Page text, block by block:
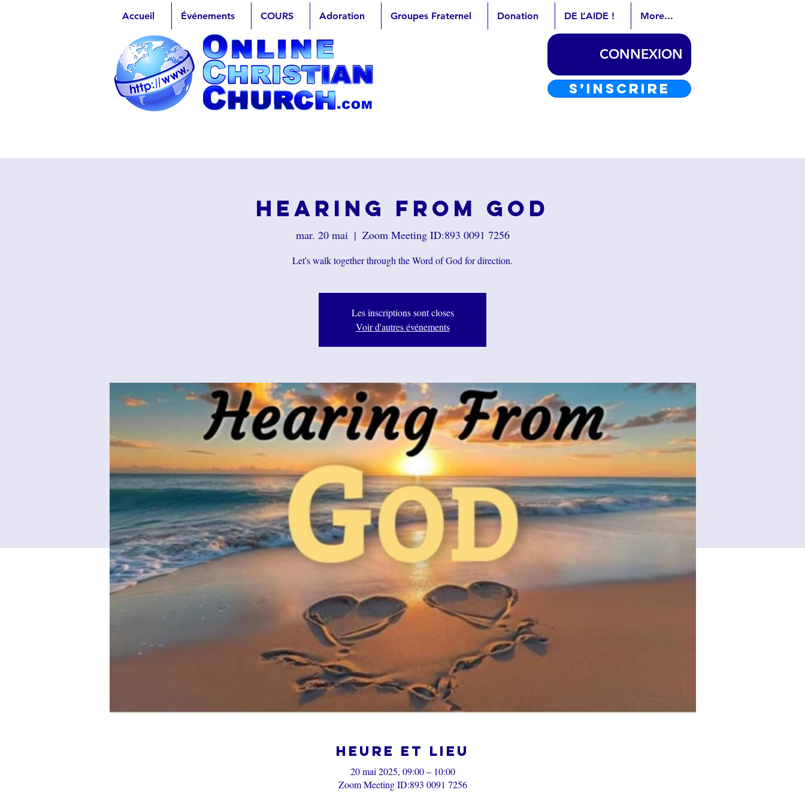
Accueil Événements COURS Adoration Groupes Fraternel Donation DE L’AIDE ! More...
Hearing from God
mar. 20 mai
  |
Zoom Meeting ID:893 0091 7256
Let's walk together through the Word of God for direction.
Les inscriptions sont closes
Voir d'autres événements
Heure et lieu
20 mai 2025, 09:00 – 10:00
Zoom Meeting ID:893 0091 7256
CONNEXION
S’INSCRIRE